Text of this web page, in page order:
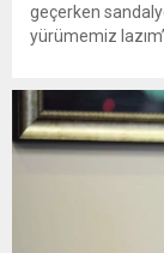
geçerken
yürümemiz
ülkemizin